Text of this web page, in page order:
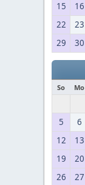
15
16
22
23
29
30
So Mo
5
6
12
13
19
20
26
27